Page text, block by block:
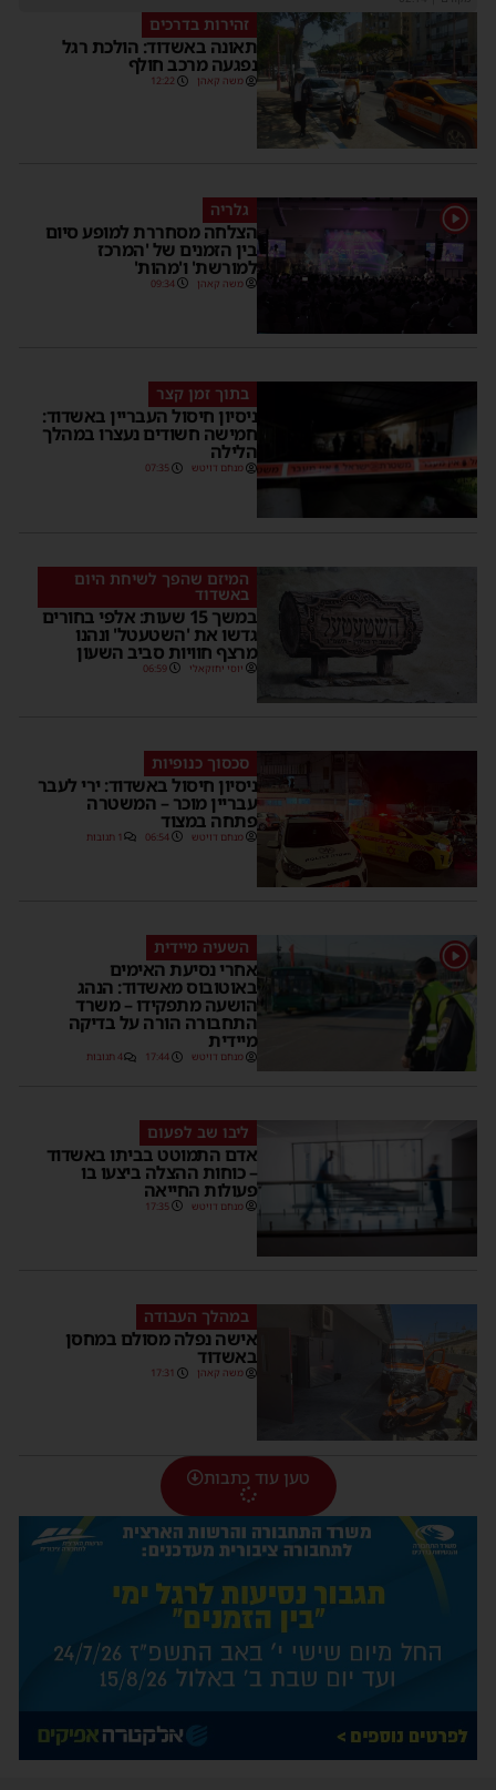
זהירות בדרכים
תאונה באשדוד: הולכת רגל
נפגעה מרכב חולף
משה קאהן 12:22
1 גלריה
הצלחה מסחררת למופע סיום
בין הזמנים של 'המרכז
למורשת' ו'מהות'
משה קאהן 09:34
בתוך זמן קצר
ניסיון חיסול העבריין באשדוד:
חמישה חשודים נעצרו במהלך
הלילה
מנחם דויטש 07:35
המיזם שהפך לשיחת היום
באשדוד
במשך 15 שעות: אלפי בחורים
גדשו את 'השטעטל' ונהנו
מרצף חוויות סביב השעון
יוסי יחזקאלי 06:59
סכסוך כנופיות
ניסיון חיסול באשדוד: ירי לעבר
עבריין מוכר – המשטרה
פתחה במצוד
מנחם דויטש 06:54 1 תגובות
1 השעיה מיידית
אחרי נסיעת האימים
באוטובוס מאשדוד: הנהג
הושעה מתפקידו – משרד
התחבורה הורה על בדיקה
מיידית
מנחם דויטש 17:44 4 תגובות
ליבו שב לפעום
אדם התמוטט בביתו באשדוד
– כוחות ההצלה ביצעו בו
פעולות החייאה
מנחם דויטש 17:35
במהלך העבודה
אישה נפלה מסולם במחסן
באשדוד
משה קאהן 17:31
טען עוד כתבות